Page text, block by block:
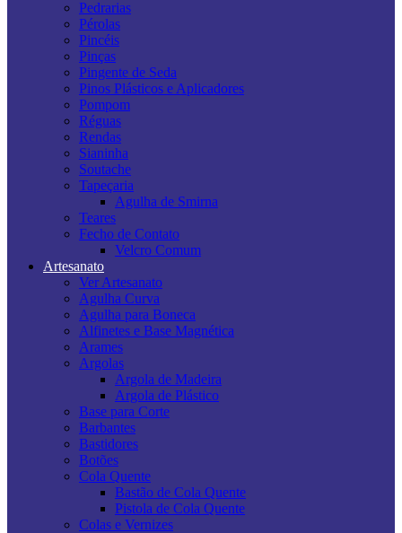
Pedrarias
Pérolas
Pincéis
Pinças
Pingente de Seda
Pinos Plásticos e Aplicadores
Pompom
Réguas
Rendas
Sianinha
Soutache
Tapeçaria
Agulha de Smirna
Teares
Fecho de Contato
Velcro Comum
Artesanato
Ver Artesanato
Agulha Curva
Agulha para Boneca
Alfinetes e Base Magnética
Arames
Argolas
Argola de Madeira
Argola de Plástico
Base para Corte
Barbantes
Bastidores
Botões
Cola Quente
Bastão de Cola Quente
Pistola de Cola Quente
Colas e Vernizes